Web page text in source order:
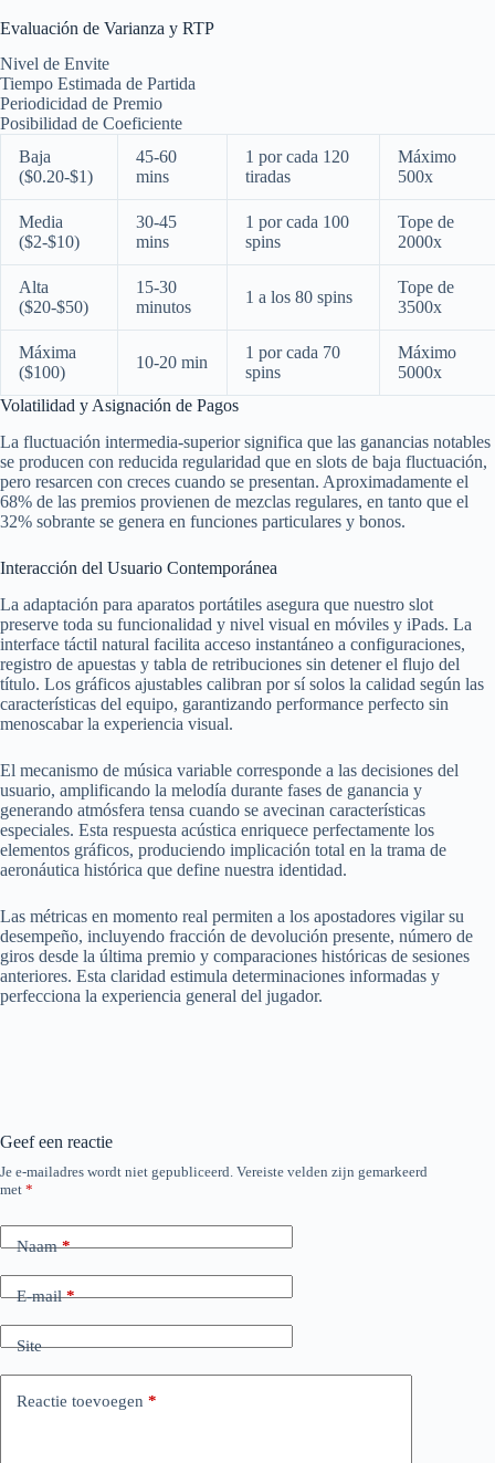
Evaluación de Varianza y RTP
Nivel de Envite
Tiempo Estimada de Partida
Periodicidad de Premio
Posibilidad de Coeficiente
Baja
($0.20-$1)
45-60
mins
1 por cada 120
tiradas
Máximo
500x
Media
($2-$10)
30-45
mins
1 por cada 100
spins
Tope de
2000x
Alta
($20-$50)
15-30
minutos
1 a los 80 spins
Tope de
3500x
Máxima
($100)
10-20 min
1 por cada 70
spins
Máximo
5000x
Volatilidad y Asignación de Pagos
La fluctuación intermedia-superior significa que las ganancias notables
se producen con reducida regularidad que en slots de baja fluctuación,
pero resarcen con creces cuando se presentan. Aproximadamente el
68% de las premios provienen de mezclas regulares, en tanto que el
32% sobrante se genera en funciones particulares y bonos.
Interacción del Usuario Contemporánea
La adaptación para aparatos portátiles asegura que nuestro slot
preserve toda su funcionalidad y nivel visual en móviles y iPads. La
interface táctil natural facilita acceso instantáneo a configuraciones,
registro de apuestas y tabla de retribuciones sin detener el flujo del
título. Los gráficos ajustables calibran por sí solos la calidad según las
características del equipo, garantizando performance perfecto sin
menoscabar la experiencia visual.
El mecanismo de música variable corresponde a las decisiones del
usuario, amplificando la melodía durante fases de ganancia y
generando atmósfera tensa cuando se avecinan características
especiales. Esta respuesta acústica enriquece perfectamente los
elementos gráficos, produciendo implicación total en la trama de
aeronáutica histórica que define nuestra identidad.
Las métricas en momento real permiten a los apostadores vigilar su
desempeño, incluyendo fracción de devolución presente, número de
giros desde la última premio y comparaciones históricas de sesiones
anteriores. Esta claridad estimula determinaciones informadas y
perfecciona la experiencia general del jugador.
Geef een reactie
Je e-mailadres wordt niet gepubliceerd. Vereiste velden zijn gemarkeerd
met *
Naam*
E-mail*
Site
Reactie toevoegen *